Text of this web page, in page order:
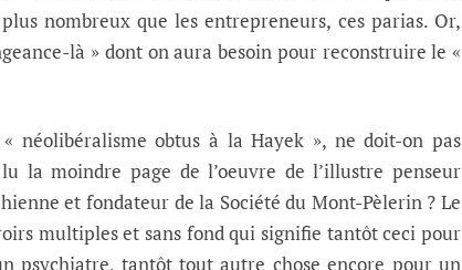
nombreux que les entrepreneurs, ces parias. Or,
là » dont on aura besoin pour reconstruire le «
néolibéralisme obtus à la Hayek », ne doit-on pas
la moindre page de l’oeuvre de l’illustre penseur
et fondateur de la Société du Mont-Pèlerin ? Le
multiples et sans fond qui signifie tantôt ceci pour
psychiatre, tantôt tout autre chose encore pour un